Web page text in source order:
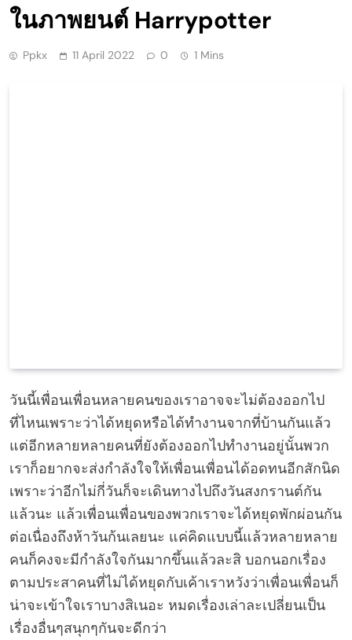
ในภาพยนต์ Harrypotter
Ppkx 11 April 2022 0 1 Mins
วันนี้เพื่อนเพื่อนหลายคนของเราอาจจะไม่ต้องออกไป
ที่ไหนเพราะว่าได้หยุดหรือได้ทำงานจากที่บ้านกันแล้ว
แต่อีกหลายหลายคนที่ยังต้องออกไปทำงานอยู่นั้นพวก
เราก็อยากจะส่งกำลังใจให้เพื่อนเพื่อนได้อดทนอีกสักนิด
เพราะว่าอีกไม่กี่วันก็จะเดินทางไปถึงวันสงกรานต์กัน
แล้วนะ แล้วเพื่อนเพื่อนของพวกเราจะได้หยุดพักผ่อนกัน
ต่อเนื่องถึงห้าวันก้นเลยนะ แค่คิดแบบนี้แล้วหลายหลาย
คนก็คงจะมีกำลังใจกันมากขึ้นแล้วละสิ บอกนอกเรื่อง
ตามประสาคนที่ไม่ได้หยุดกับเค้าเราหวังว่าเพื่อนเพื่อนก็
น่าจะเข้าใจเราบางสิเนอะ หมดเรื่องเล่าละเปลี่ยนเป็น
เรื่องอื่นๆสนุกๆกันจะดีกว่า